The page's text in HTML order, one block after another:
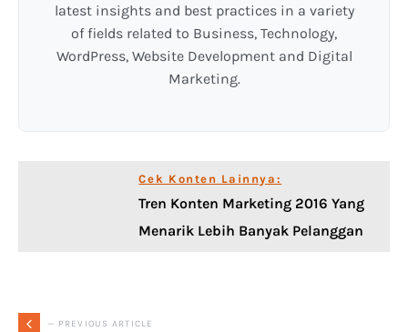
latest insights and best practices in a variety
of fields related to Business, Technology,
WordPress, Website Development and Digital
Marketing.
Cek Konten Lainnya:
Tren Konten Marketing 2016 Yang
Menarik Lebih Banyak Pelanggan
— PREVIOUS ARTICLE